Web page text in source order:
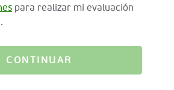
para realizar mi evaluación
CONTINUAR